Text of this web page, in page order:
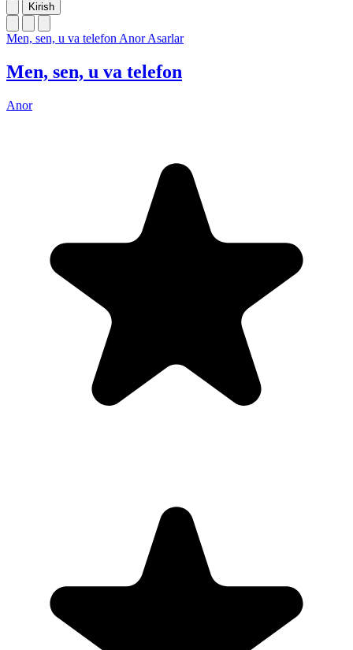
Kirish
Men, sen, u va telefonAnorAsarlar
Men, sen, u va telefon
Anor